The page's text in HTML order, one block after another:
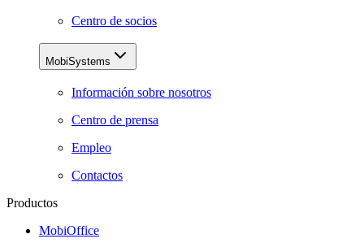
Centro de socios
MobiSystems
Información sobre nosotros
Centro de prensa
Empleo
Contactos
Productos
MobiOffice